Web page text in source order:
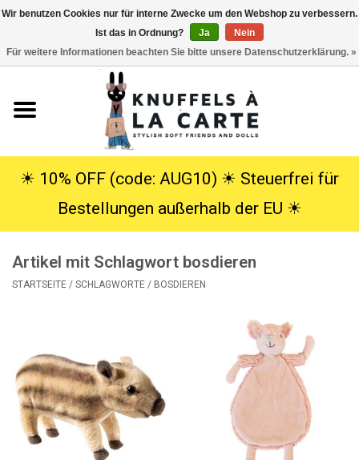
Kuscheltiere
SALE
Lookbooks
Marken
☀︎ 10% OFF (code: AUG10) ☀︎ Steuerfrei für
Bestellungen außerhalb der EU ☀︎
Artikel mit Schlagwort bosdieren
STARTSEITE / SCHLAGWORTE / BOSDIEREN
Wir benutzen Cookies nur für interne Zwecke um den Webshop zu verbessern.
Ist das in Ordnung?
Ja
Nein
Für weitere Informationen beachten Sie bitte unsere Datenschutzerklärung. »